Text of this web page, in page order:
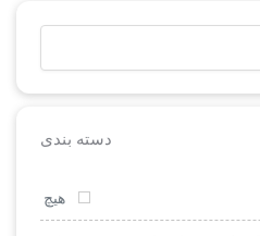
دسته بندی
هیچ